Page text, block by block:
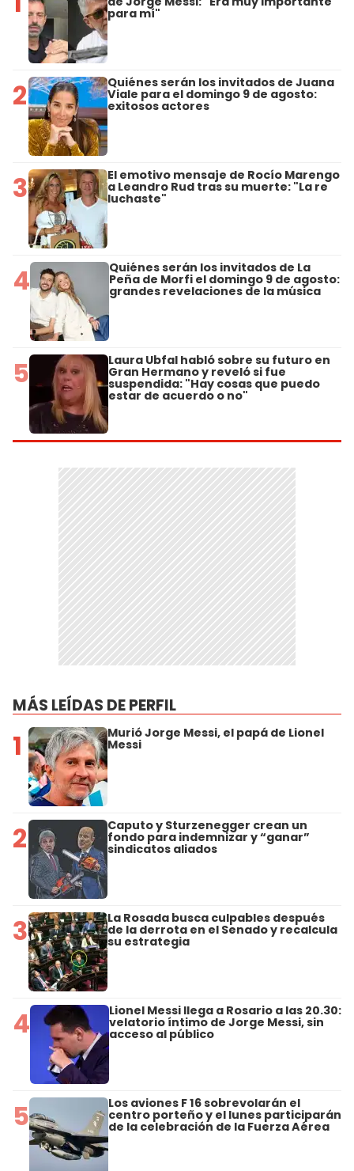
para mí"
2 Quiénes serán los invitados de Juana
Viale para el domingo 9 de agosto:
exitosos actores
3 El emotivo mensaje de Rocío Marengo
a Leandro Rud tras su muerte: "La re
luchaste"
4 Quiénes serán los invitados de La
Peña de Morfi el domingo 9 de agosto:
grandes revelaciones de la música
5 Laura Ubfal habló sobre su futuro en
Gran Hermano y reveló si fue
suspendida: "Hay cosas que puedo
estar de acuerdo o no"
MÁS LEÍDAS DE PERFIL
1 Murió Jorge Messi, el papá de Lionel
Messi
2 Caputo y Sturzenegger crean un
fondo para indemnizar y “ganar”
sindicatos aliados
3 La Rosada busca culpables después
de la derrota en el Senado y recalcula
su estrategia
4 Lionel Messi llega a Rosario a las 20.30:
velatorio íntimo de Jorge Messi, sin
acceso al público
5 Los aviones F 16 sobrevolarán el
centro porteño y el lunes participarán
de la celebración de la Fuerza Aérea